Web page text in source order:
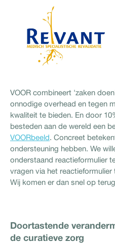
VOOR combineert 'zaken
onnodige overhead en tegen
kwaliteit te bieden. En door
besteden aan de wereld een
VOORbeeld. Concreet
ondersteuning hebben. We
onderstaand reactieformulier
vragen via het
Wij komen er dan snel op
Doortastende
de curatieve zorg